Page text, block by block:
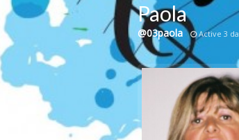
Paola
@03paola Active 3